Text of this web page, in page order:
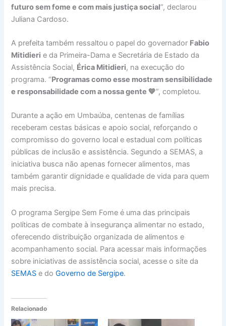
futuro sem fome e com mais justiça social”, declarou
Juliana Cardoso.
A prefeita também ressaltou o papel do governador Fabio
Mitidieri e da Primeira-Dama e Secretária de Estado da
Assistência Social, Érica Mitidieri, na execução do
programa. “Programas como esse mostram sensibilidade
e responsabilidade com a nossa gente 💙”, completou.
Durante a ação em Umbaúba, centenas de famílias
receberam cestas básicas e apoio social, reforçando o
compromisso do governo local e estadual com políticas
públicas de inclusão e assistência. Segundo a SEMAS, a
iniciativa busca não apenas fornecer alimentos, mas
também garantir dignidade e qualidade de vida para quem
mais precisa.
O programa Sergipe Sem Fome é uma das principais
políticas de combate à insegurança alimentar no estado,
oferecendo distribuição organizada de alimentos e
acompanhamento social. Para acessar mais informações
sobre iniciativas de assistência social, acesse o site da
SEMAS e doGoverno de Sergipe.
Relacionado